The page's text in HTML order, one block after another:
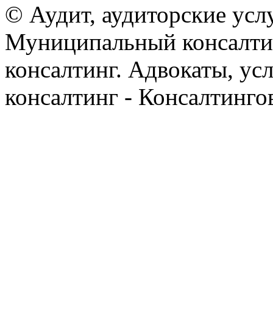
© Аудит, аудиторские
Муниципальный
консалтинг. Адвокаты,
консалтинг -